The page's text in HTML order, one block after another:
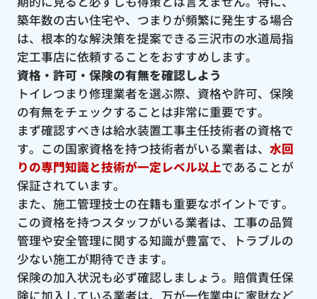
築年数の古い住宅や、つまりが頻繁に発生する場合
は、根本的な解決策を提案できる三沢市の水道局指
定工事店に依頼することをおすすめします。
資格・許可・保険の有無を確認しよう
トイレつまり修理業者を選ぶ際、資格や許可、保険
の有無をチェックすることは非常に重要です。
まず確認すべきは給水装置工事主任技術者の資格で
す。この国家資格を持つ技術者がいる業者は、 水回
りの専門知識と技術が一定レベル以上であることが
保証されています。
また、施工管理技士の在籍も重要なポイントです。
この資格を持つスタッフがいる業者は、工事の品質
管理や安全管理に関する知識が豊富で、トラブルの
少ない施工が期待できます。
保険の加入状況も必ず確認しましょう。賠償責任保
険に加入している業者は、万が一作業中に家財など